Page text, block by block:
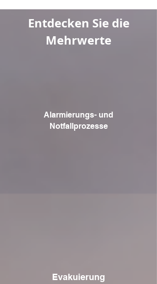
Entdecken Sie die
Mehrwerte
Alarmierungs- und
Notfallprozesse
Evakuierung